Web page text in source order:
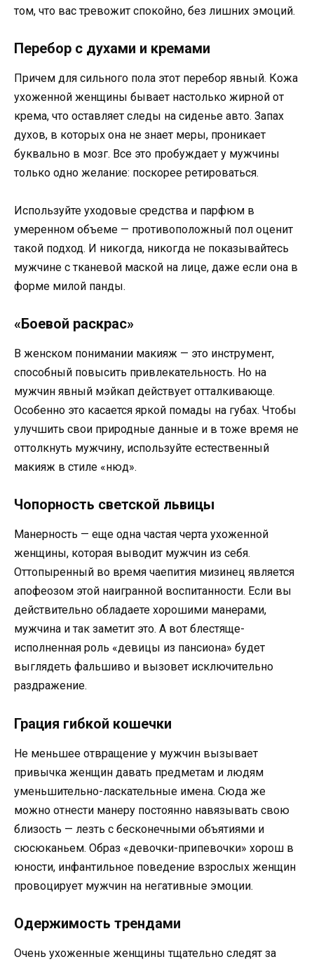
том, что вас тревожит спокойно, без лишних эмоций.
Перебор с духами и кремами
Причем для сильного пола этот перебор явный. Кожа
ухоженной женщины бывает настолько жирной от
крема, что оставляет следы на сиденье авто. Запах
духов, в которых она не знает меры, проникает
буквально в мозг. Все это пробуждает у мужчины
только одно желание: поскорее ретироваться.
Используйте уходовые средства и парфюм в
умеренном объеме — противоположный пол оценит
такой подход. И никогда, никогда не показывайтесь
мужчине с тканевой маской на лице, даже если она в
форме милой панды.
«Боевой раскрас»
В женском понимании макияж — это инструмент,
способный повысить привлекательность. Но на
мужчин явный мэйкап действует отталкивающе.
Особенно это касается яркой помады на губах. Чтобы
улучшить свои природные данные и в тоже время не
оттолкнуть мужчину, используйте естественный
макияж в стиле «нюд».
Чопорность светской львицы
Манерность — еще одна частая черта ухоженной
женщины, которая выводит мужчин из себя.
Оттопыренный во время чаепития мизинец является
апофеозом этой наигранной воспитанности. Если вы
действительно обладаете хорошими манерами,
мужчина и так заметит это. А вот блестяще-
исполненная роль «девицы из пансиона» будет
выглядеть фальшиво и вызовет исключительно
раздражение.
Грация гибкой кошечки
Не меньшее отвращение у мужчин вызывает
привычка женщин давать предметам и людям
уменьшительно-ласкательные имена. Сюда же
можно отнести манеру постоянно навязывать свою
близость — лезть с бесконечными объятиями и
сюсюканьем. Образ «девочки-припевочки» хорош в
юности, инфантильное поведение взрослых женщин
провоцирует мужчин на негативные эмоции.
Одержимость трендами
Очень ухоженные женщины тщательно следят за